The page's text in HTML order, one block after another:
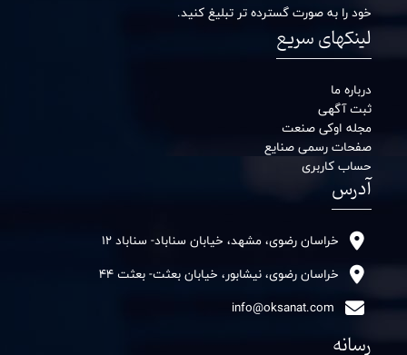
خود را به صورت گسترده تر تبلیغ کنید.
لینکهای سریع
درباره ما
ثبت آگهی
مجله اوکی صنعت
صفحات رسمی صنایع
حساب کاربری
آدرس
خراسان رضوی، مشهد، خیابان سناباد- سناباد 12
خراسان رضوی، نیشابور، خیابان بعثت- بعثت 44
رسانه